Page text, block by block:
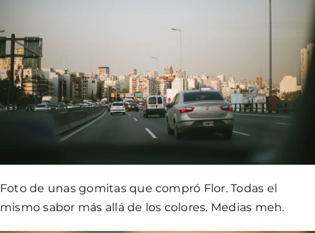
Foto de unas gomitas que compró Flor. Todas el
mismo sabor más allá de los colores. Medias meh.